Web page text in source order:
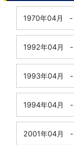
1970年04月 -
1992年04月 -
1993年04月 -
1994年04月 -
2001年04月 -